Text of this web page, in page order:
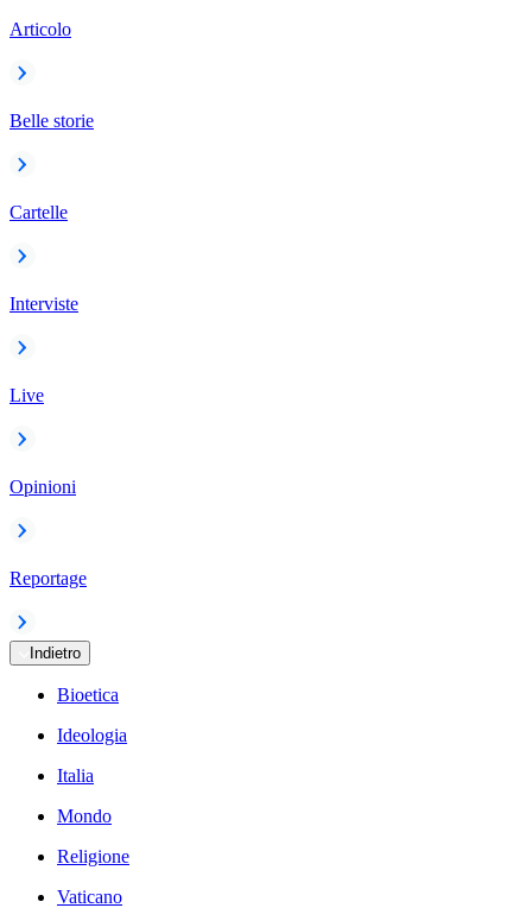
Articolo
Belle storie
Cartelle
Interviste
Live
Opinioni
Reportage
Indietro
Bioetica
Ideologia
Italia
Mondo
Religione
Vaticano